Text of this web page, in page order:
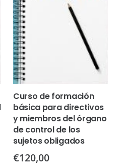
Curso de formación
básica para directivos
y miembros del órgano
de control de los
sujetos obligados
€120,00